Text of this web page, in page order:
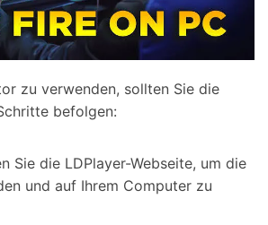
zu verwenden, sollten Sie die
befolgen:
Sie die LDPlayer-Webseite, um die
und auf Ihrem Computer zu